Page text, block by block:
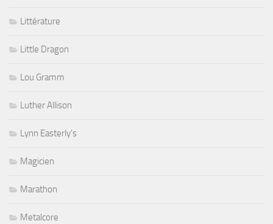
Littérature
Little Dragon
Lou Gramm
Luther Allison
Lynn Easterly's
Magicien
Marathon
Metalcore